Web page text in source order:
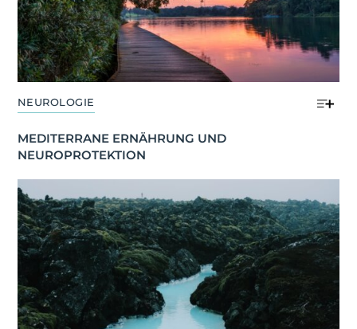
NEUROLOGIE
MEDITERRANE ERNÄHRUNG UND
NEUROPROTEKTION